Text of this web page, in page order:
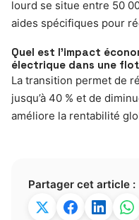
lourd se situe entre 50
aides spécifiques pour
Quel est l’impact
électrique dans une
La transition permet de
jusqu’à 40 % et de
améliore la rentabilité
Partager cet article :